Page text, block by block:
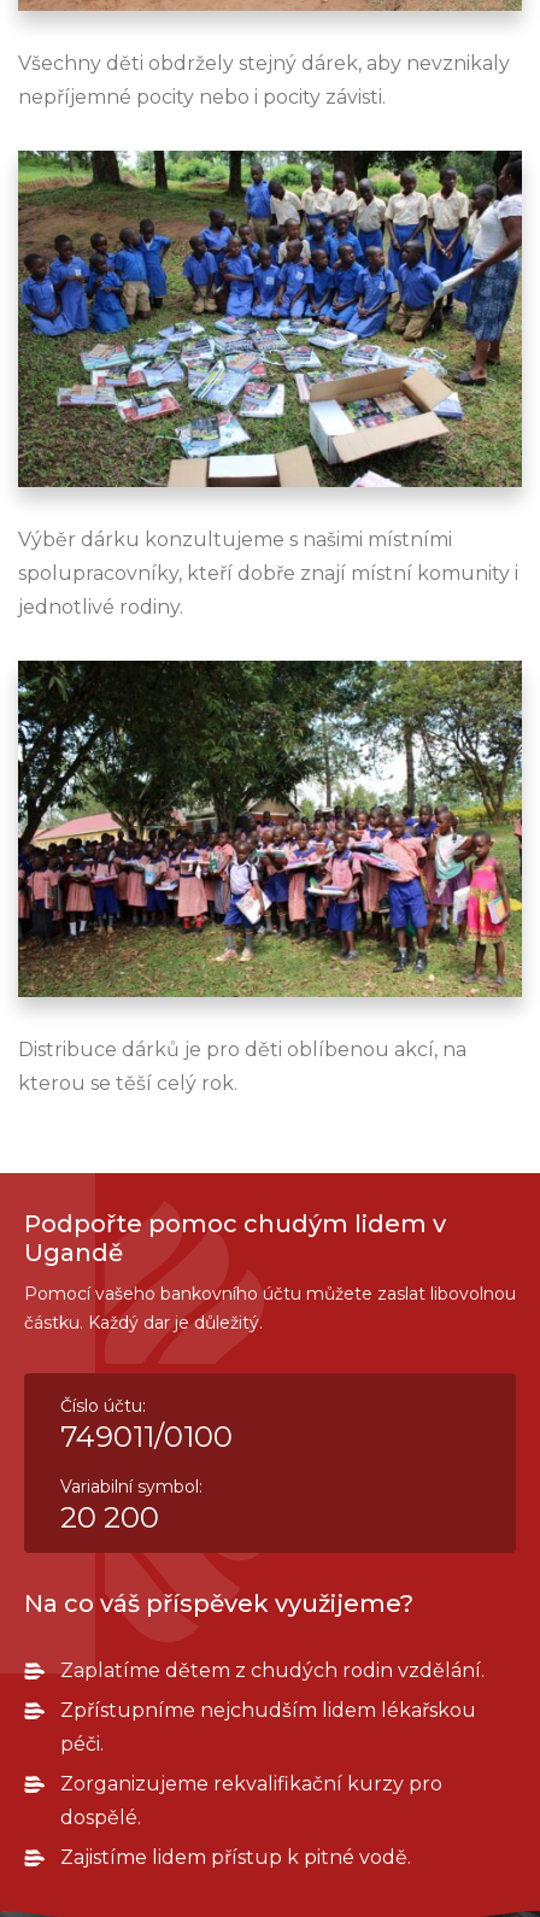
Všechny děti obdržely stejný dárek, aby nevznikaly
nepříjemné pocity nebo i pocity závisti.
Výběr dárku konzultujeme s našimi místními
spolupracovníky, kteří dobře znají místní komunity i
jednotlivé rodiny.
Distribuce dárků je pro děti oblíbenou akcí, na
kterou se těší celý rok.
Podpořte pomoc chudým lidem v
Ugandě
Pomocí vašeho bankovního účtu můžete zaslat libovolnou
částku. Každý dar je důležitý.
Číslo účtu:
749011/0100
Variabilní symbol:
20 200
Na co váš příspěvek využijeme?
Zaplatíme dětem z chudých rodin vzdělání.
Zpřístupníme nejchudším lidem lékařskou
péči.
Zorganizujeme rekvalifikační kurzy pro
dospělé.
Zajistíme lidem přístup k pitné vodě.